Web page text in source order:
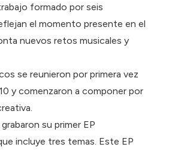
formado por seis
el momento presente en el
nuevos retos musicales y
se reunieron por primera vez
y comenzaron a componer por
su primer EP
incluye tres temas. Este EP